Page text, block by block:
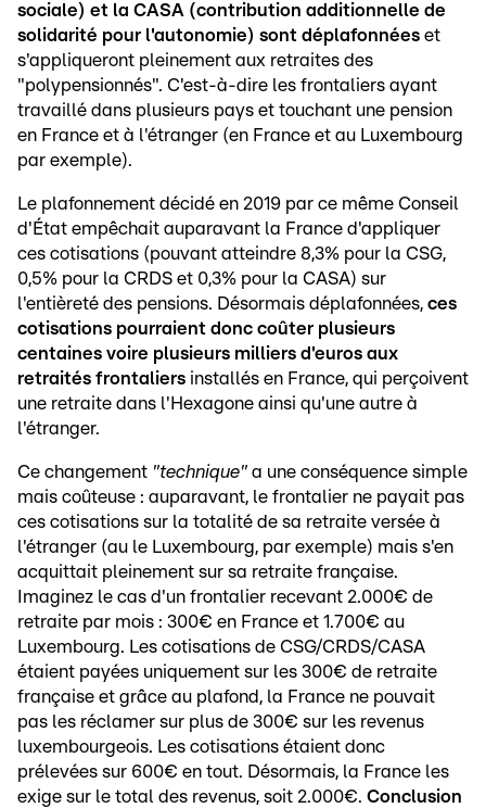
sociale) et la CASA (contribution additionnelle de
solidarité pour l'autonomie) sont déplafonnées et
s'appliqueront pleinement aux retraites des
"polypensionnés". C'est-à-dire les frontaliers ayant
travaillé dans plusieurs pays et touchant une pension
en France et à l'étranger (en France et au Luxembourg
par exemple).
Le plafonnement décidé en 2019 par ce même Conseil
d'État empêchait auparavant la France d'appliquer
ces cotisations (pouvant atteindre 8,3% pour la CSG,
0,5% pour la CRDS et 0,3% pour la CASA) sur
l'entièreté des pensions. Désormais déplafonnées, ces
cotisations pourraient donc coûter plusieurs
centaines voire plusieurs milliers d'euros aux
retraités frontaliers installés en France, qui perçoivent
une retraite dans l'Hexagone ainsi qu'une autre à
l'étranger.
Ce changement "technique" a une conséquence simple
mais coûteuse : auparavant, le frontalier ne payait pas
ces cotisations sur la totalité de sa retraite versée à
l'étranger (au le Luxembourg, par exemple) mais s'en
acquittait pleinement sur sa retraite française.
Imaginez le cas d'un frontalier recevant 2.000€ de
retraite par mois : 300€ en France et 1.700€ au
Luxembourg. Les cotisations de CSG/CRDS/CASA
étaient payées uniquement sur les 300€ de retraite
française et grâce au plafond, la France ne pouvait
pas les réclamer sur plus de 300€ sur les revenus
luxembourgeois. Les cotisations étaient donc
prélevées sur 600€ en tout. Désormais, la France les
exige sur le total des revenus, soit 2.000€. Conclusion